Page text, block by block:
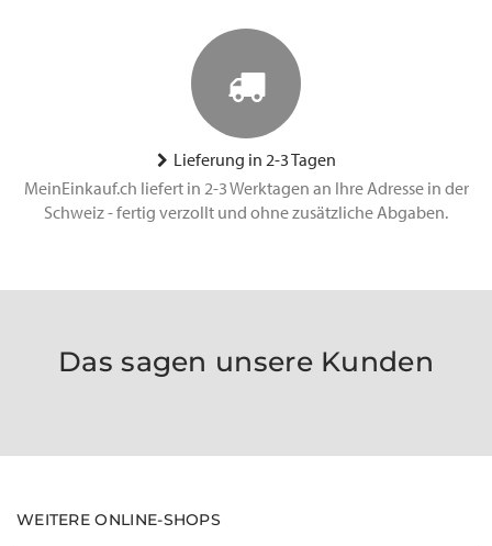
Lieferung in 2-3 Tagen
MeinEinkauf.ch liefert in 2-3 Werktagen an Ihre Adresse in der
Schweiz - fertig verzollt und ohne zusätzliche Abgaben.
Das sagen unsere Kunden
WEITERE ONLINE-SHOPS